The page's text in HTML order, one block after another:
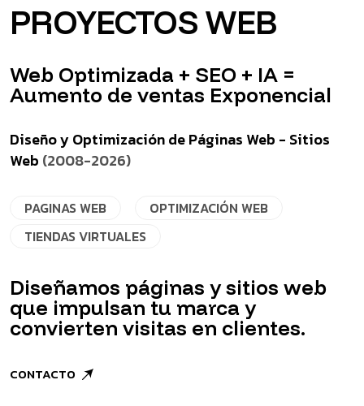
PROYECTOS WEB
Web Optimizada + SEO + IA =
Aumento de ventas Exponencial
Diseño y Optimización de Páginas Web - Sitios
Web (2008-2026)
PAGINAS WEB
OPTIMIZACIÓN WEB
TIENDAS VIRTUALES
Diseñamos páginas y sitios web
que impulsan tu marca y
convierten visitas en clientes.
CONTACTO